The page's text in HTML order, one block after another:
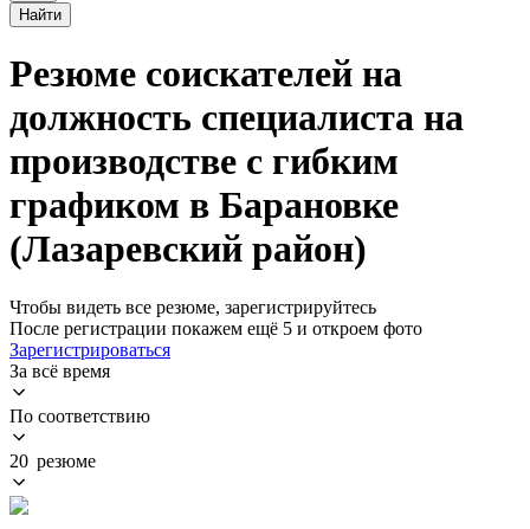
Найти
Резюме соискателей на
должность специалиста на
производстве с гибким
графиком в Барановке
(Лазаревский район)
Чтобы видеть все резюме, зарегистрируйтесь
После регистрации покажем ещё 5 и откроем фото
Зарегистрироваться
За всё время
По соответствию
20 резюме